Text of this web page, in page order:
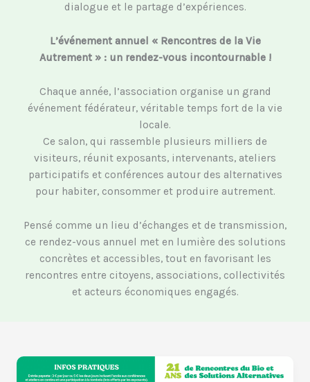
dialogue et le partage d’expériences.
L’événement annuel « Rencontres de la Vie
Autrement » : un rendez-vous incontournable !
Chaque année, l’association organise un grand
événement fédérateur, véritable temps fort de la vie
locale.
Ce salon, qui rassemble plusieurs milliers de
visiteurs, réunit exposants, intervenants, ateliers
participatifs et conférences autour des alternatives
pour habiter, consommer et produire autrement.
Pensé comme un lieu d’échanges et de transmission,
ce rendez-vous annuel met en lumière des solutions
concrètes et accessibles, tout en favorisant les
rencontres entre citoyens, associations, collectivités
et acteurs économiques engagés.